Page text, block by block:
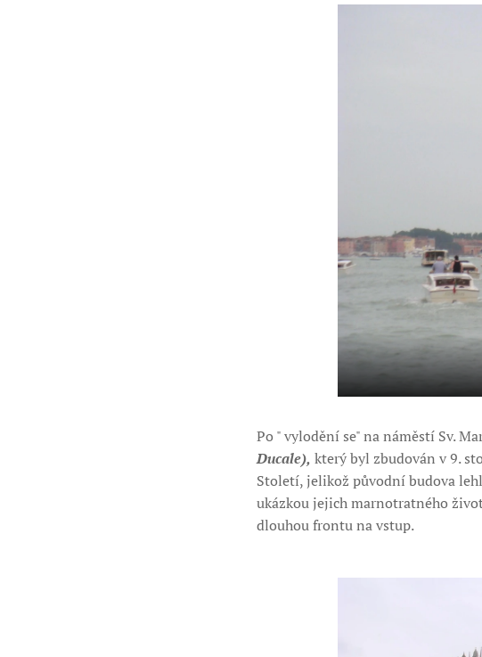
Po " vylodění se" na náměstí Sv.
Ducale), který byl zbudován v 9.
Století, jelikož původní budova
ukázkou jejich marnotratného
dlouhou frontu na vstup.